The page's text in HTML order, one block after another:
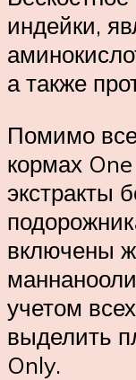
индейки,
а также
Помимо
кормах
экстракты
включены
учетом
выделить
Only.